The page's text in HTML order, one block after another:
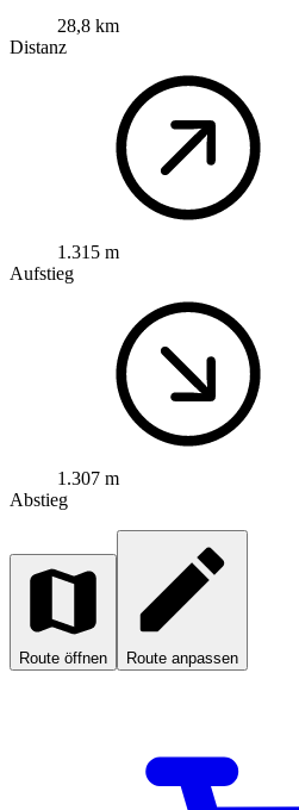
28,8 km
Distanz
1.315 m
Aufstieg
1.307 m
Abstieg
Route öffnen Route anpassen